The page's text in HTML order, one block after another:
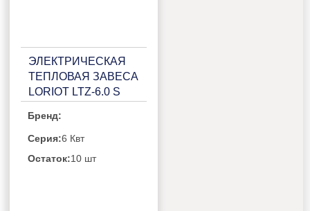
ЭЛЕКТРИЧЕСКАЯ
ТЕПЛОВАЯ ЗАВЕСА
LORIOT LTZ-6.0 S
Бренд:
Серия:6 Квт
Остаток:10 шт